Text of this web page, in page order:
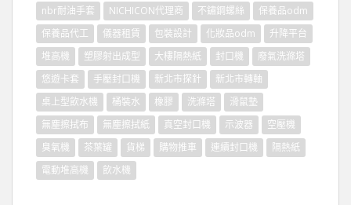
nbr耐油手套
NICHICON代理商 不鏽鋼螺絲
保養品odm
保養品代工
儀器租賃 包裝設計 化妝品odm
升降平台
堆高機
塑膠射出成型 大樓隔熱紙 封口機
廢氣洗滌塔
悠遊卡套
手壓封口機 新北市探針
新北市轉軸
桌上型飲水機
桶裝水 橡膠 洗滌塔
滑鼠墊
無塵擦拭布
無塵擦拭紙 真空封口機 示波器
空壓機
臭氧機
茶葉罐 貨梯 購物推車 連續封口機
隔熱紙
電動堆高機
飲水機